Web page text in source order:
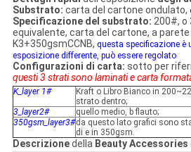
Substrato: carta del cartone ondulato,
Specificazione del substrato: 200#, o
equivalente, carta del cartone, a
K3+350gsmCCNB, questa specificazione è
esposizione differente, può essere regolato
Configurazioni di carta: sotto per
questi 3 strati sono laminati e carta
K_layer 1#
Kraft o Libro Bianco in
strato dentro;
3_layer2#
quello medio, b flauto;
350gsm_layer3#da questo lato grafici sono
di e in 350gsm.
Descrizionedella Beauty Accessories